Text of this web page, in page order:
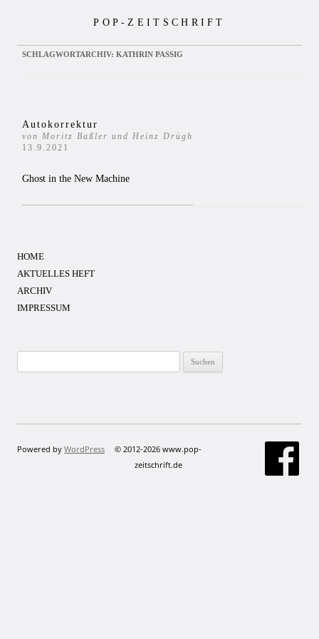
POP-ZEITSCHRIFT
SCHLAGWORTARCHIV: KATHRIN PASSIG
Autokorrektur
von Moritz Baßler und Heinz Drügh
13.9.2021
Ghost in the New Machine
HOME
AKTUELLES HEFT
ARCHIV
IMPRESSUM
nach:
Powered by WordPress
© 2012-2026 www.pop-
zeitschrift.de